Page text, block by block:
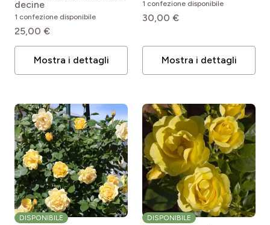
decine
1 confezione disponibile
25,00 €
Mostra i dettagli
1 confezione disponibile
30,00 €
Mostra i dettagli
DISPONIBILE DISPONIBILE